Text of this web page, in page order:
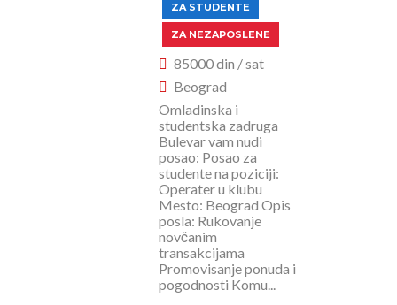
ZA STUDENTE
ZA NEZAPOSLENE
85000 din / sat
Beograd
Omladinska i
studentska zadruga
Bulevar vam nudi
posao: Posao za
studente na poziciji:
Operater u klubu
Mesto: Beograd Opis
posla: Rukovanje
novčanim
transakcijama
Promovisanje ponuda i
pogodnosti Komu...